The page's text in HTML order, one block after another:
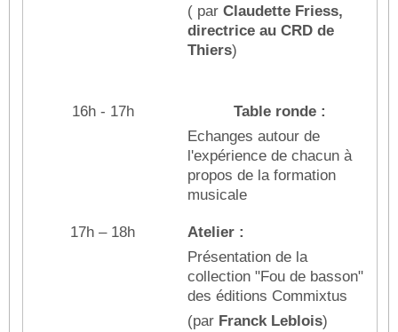
( par Claudette Friess,
directrice au CRD de
Thiers)
16h - 17h
Table ronde :
Echanges autour de
l'expérience de chacun à
propos de la formation
musicale
17h – 18h
Atelier :
Présentation de la
collection "Fou de basson"
des éditions Commixtus
(par Franck Leblois)